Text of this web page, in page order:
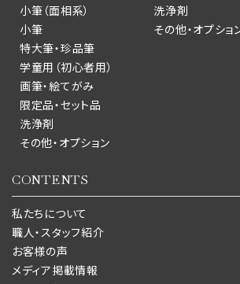
小筆（面相系）
小筆
特大筆・珍品筆
学童用（初心者用）
画筆・絵てがみ
限定品・セット品
洗浄剤
その他・オプション
洗浄剤
その他・オプショ
CONTENTS
私たちについて
職人・スタッフ紹介
お客様の声
メディア掲載情報